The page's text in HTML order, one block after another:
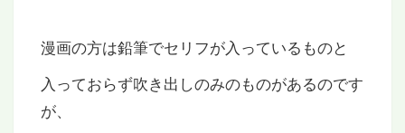
漫画の方は鉛筆でセリフが入っているものと
入っておらず吹き出しのみのものがあるのです
が、